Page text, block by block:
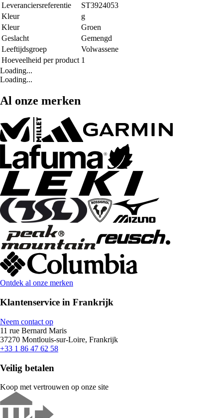
Leveranciersreferentie
ST3924053
Kleur
g
Kleur
Groen
Geslacht
Gemengd
Leeftijdsgroep
Volwassene
Hoeveelheid per product 1
Loading...
Loading...
Al onze merken
Ontdek al onze merken
Klantenservice in Frankrijk
Neem contact op
11 rue Bernard Maris
37270 Montlouis-sur-Loire, Frankrijk
+33 1 86 47 62 58
Veilig betalen
Koop met vertrouwen op onze site